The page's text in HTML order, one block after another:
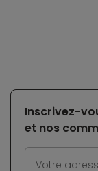
Inscrivez-
et nos